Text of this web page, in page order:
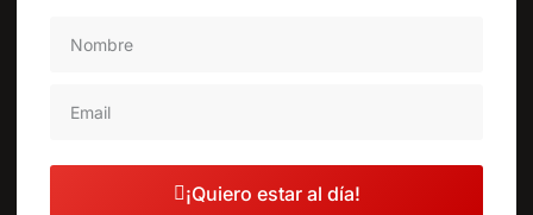
¡Quiero estar al día!